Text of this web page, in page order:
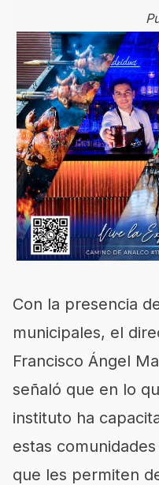
Con la presencia
municipales, el
Francisco Ángel
señaló que en lo
instituto ha
estas
que les permiten